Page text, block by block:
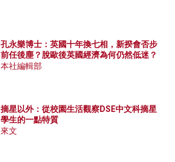
孔永樂博士：英國十年換七相，新揆會否步
前任後塵？脫歐後英國經濟為何仍然低迷？
本社編輯部
摘星以外：從校園生活觀察DSE中文科摘星
學生的一點特質
來文